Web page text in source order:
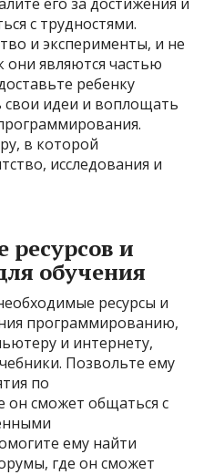
с трудностями.
и эксперименты, и не
они являются частью
ребенку
идеи и воплощать
в которой
исследования и
ресурсов и
обучения
ресурсы и
программированию,
и интернету,
Позвольте ему
по
сможет общаться с
ему найти
где он сможет